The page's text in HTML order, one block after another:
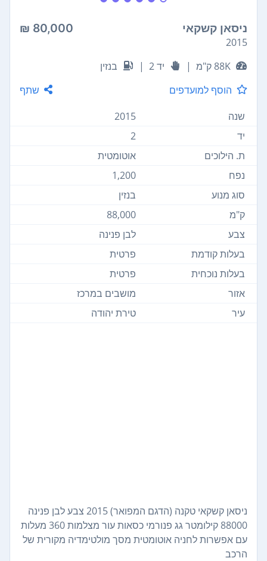
ניסאן קשקאי 80,000 ₪
2015
88K ק"מ
| יד 2 |
בנזין
הוסף למועדפים
שתף
שנה
2015
יד
2
ת. הילוכים
אוטומטית
נפח
1,200
סוג מנוע
בנזין
ק"מ
88,000
צבע
לבן פנינה
בעלות קודמת
פרטית
בעלות נוכחית
פרטית
אזור
מושבים במרכז
עיר
טירת יהודה
ניסאן קשקאי טקנה (הדגם המפואר) 2015 צבע לבן פנינה
88000 קילומטר גג פנורמי כסאות עור מצלמות 360 מעלות
עם אפשרות לחניה אוטומטית מסך מולטימדיה מקורית של
הרכב